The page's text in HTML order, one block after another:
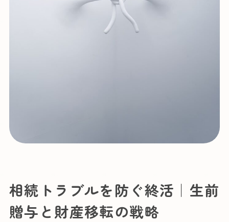
相続トラブルを防ぐ終活｜生前
贈与と財産移転の戦略